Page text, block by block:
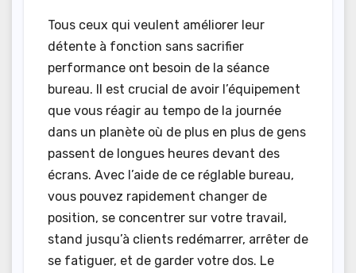
Tous ceux qui veulent améliorer leur
détente à fonction sans sacrifier
performance ont besoin de la séance
bureau. Il est crucial de avoir l’équipement
que vous réagir au tempo de la journée
dans un planète où de plus en plus de gens
passent de longues heures devant des
écrans. Avec l’aide de ce réglable bureau,
vous pouvez rapidement changer de
position, se concentrer sur votre travail,
stand jusqu’à clients redémarrer, arrêter de
se fatiguer, et de garder votre dos. Le